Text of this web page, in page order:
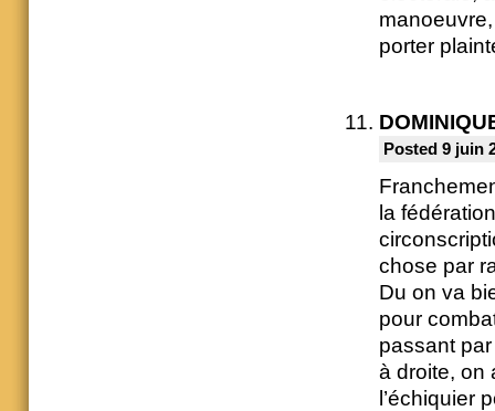
porter
Posted 9 juin
la
chose par
Du on va
pour
passant
à droite, on
l’échiquier